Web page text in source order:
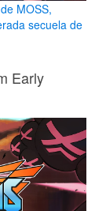
MOSS,
secuela de
Early